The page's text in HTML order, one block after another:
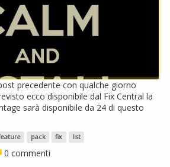
precedente con qualche giorno
ecco disponibile dal Fix Central la
sarà disponibile da 24 di questo
pack fix list
0 commenti